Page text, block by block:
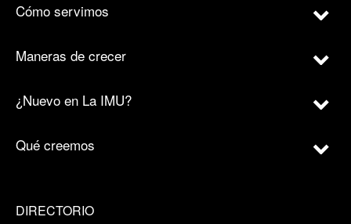
Cómo servimos
Maneras de crecer
¿Nuevo en La IMU?
Qué creemos
DIRECTORIO